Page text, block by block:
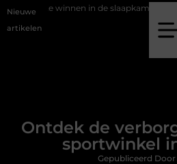
Nieuwe
artikelen
de slaapkamer met een boxspring met
Ontdek de
sportwinkel
Gepubliceerd Door